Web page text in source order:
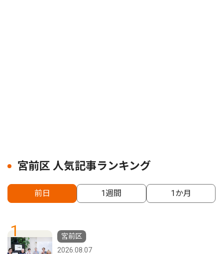
宮前区 人気記事ランキング
前日 1週間 1か月
1
宮前区
2026.08.07